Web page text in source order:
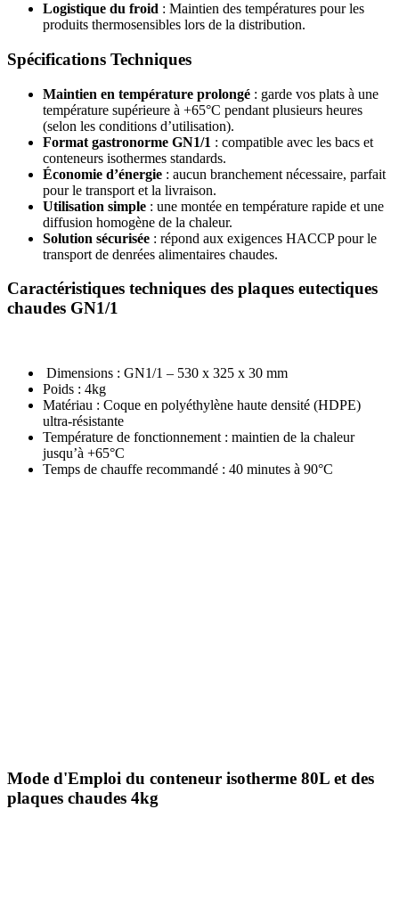
Logistique du froid : Maintien des températures pour les
produits thermosensibles lors de la distribution.
Spécifications Techniques
Maintien en température prolongé : garde vos plats à une
température supérieure à +65°C pendant plusieurs heures
(selon les conditions d’utilisation).
Format gastronorme GN1/1 : compatible avec les bacs et
conteneurs isothermes standards.
Économie d’énergie : aucun branchement nécessaire, parfait
pour le transport et la livraison.
Utilisation simple : une montée en température rapide et une
diffusion homogène de la chaleur.
Solution sécurisée : répond aux exigences HACCP pour le
transport de denrées alimentaires chaudes.
Caractéristiques techniques des plaques eutectiques
chaudes GN1/1
Dimensions : GN1/1 – 530 x 325 x 30 mm
Poids : 4kg
Matériau : Coque en polyéthylène haute densité (HDPE)
ultra-résistante
Température de fonctionnement : maintien de la chaleur
jusqu’à +65°C
Temps de chauffe recommandé : 40 minutes à 90°C
Mode d'Emploi du conteneur isotherme 80L et des
plaques chaudes 4kg